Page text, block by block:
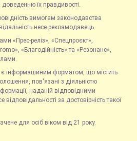
їх правдивості.
вимогам законодавства
несе рекламодавець.
«Прес-реліз», «Спецпроєкт»,
«Благодійність» та «Резонанс»,
інформаційним форматом, що містить
пов'язані з діяльністю
наданій відповідними
за достовірність такої
для осіб віком від 21 року.